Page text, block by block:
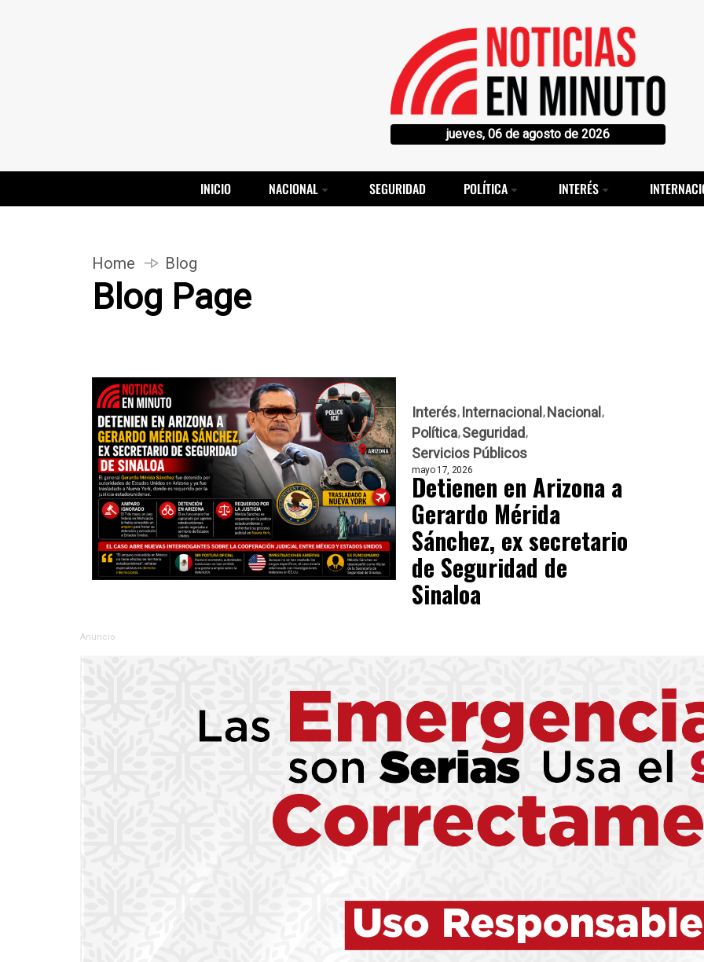
jueves, 06 de agosto de 2026
INICIO NACIONAL SEGURIDAD POLÍTICA INTERÉS
Home Blog
Blog Page
Interés Internacional Nacional
Política Seguridad
Servicios Públicos
mayo 17, 2026
Detienen en Arizona a
Gerardo Mérida
Sánchez, ex secretario
de Seguridad de
Sinaloa
Anuncio